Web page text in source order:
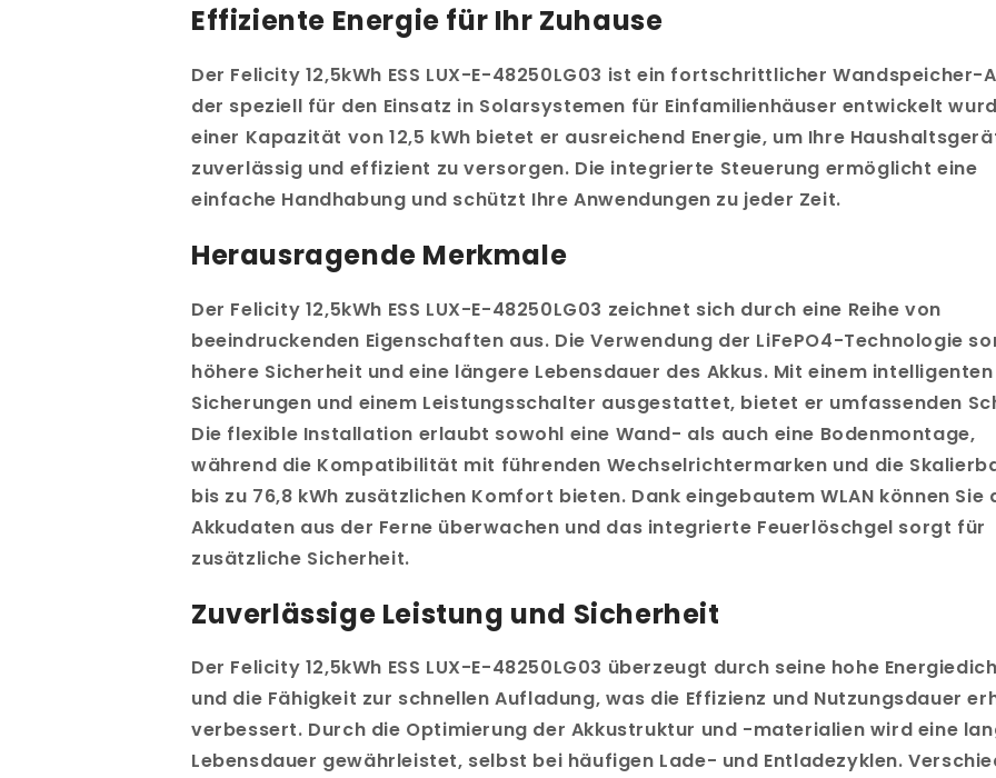
Effiziente Energie für Ihr Zuhause
Der Felicity 12,5kWh ESS LUX-E-48250LG03 ist ein fortschrittlicher Wandspeicher-
der speziell für den Einsatz in Solarsystemen für Einfamilienhäuser entwickelt
einer Kapazität von 12,5 kWh bietet er ausreichend Energie, um Ihre
zuverlässig und effizient zu versorgen. Die integrierte Steuerung ermöglicht eine
einfache Handhabung und schützt Ihre Anwendungen zu jeder Zeit.
Herausragende Merkmale
Der Felicity 12,5kWh ESS LUX-E-48250LG03 zeichnet sich durch eine Reihe von
beeindruckenden Eigenschaften aus. Die Verwendung der LiFePO4-Technologie
höhere Sicherheit und eine längere Lebensdauer des Akkus. Mit einem intelligenten
Sicherungen und einem Leistungsschalter ausgestattet, bietet er umfassenden
Die flexible Installation erlaubt sowohl eine Wand- als auch eine Bodenmontage,
während die Kompatibilität mit führenden Wechselrichtermarken und die
bis zu 76,8 kWh zusätzlichen Komfort bieten. Dank eingebautem WLAN können Sie
Akkudaten aus der Ferne überwachen und das integrierte Feuerlöschgel sorgt für
zusätzliche Sicherheit.
Zuverlässige Leistung und Sicherheit
Der Felicity 12,5kWh ESS LUX-E-48250LG03 überzeugt durch seine hohe
und die Fähigkeit zur schnellen Aufladung, was die Effizienz und Nutzungsdauer
verbessert. Durch die Optimierung der Akkustruktur und -materialien wird eine
Lebensdauer gewährleistet, selbst bei häufigen Lade- und Entladezyklen.